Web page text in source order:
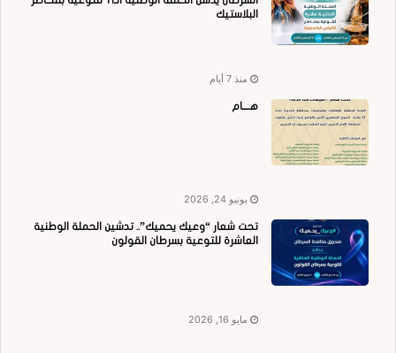
البلاستيك
منذ 7 أيام
هــــام
يونيو 24, 2026
تحت شعار “وعيك يحميك”.. تدشين الحملة الوطنية
العاشرة للتوعية بسرطان القولون
مايو 16, 2026